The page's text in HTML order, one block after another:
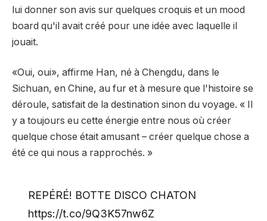
lui donner son avis sur quelques croquis et un mood
board qu'il avait créé pour une idée avec laquelle il
jouait.
«Oui, oui», affirme Han, né à Chengdu, dans le
Sichuan, en Chine, au fur et à mesure que l'histoire se
déroule, satisfait de la destination sinon du voyage. « Il
y a toujours eu cette énergie entre nous où créer
quelque chose était amusant – créer quelque chose a
été ce qui nous a rapprochés. »
REPÉRÉ! BOTTE DISCO CHATON
https://t.co/9Q3K57nw6Z